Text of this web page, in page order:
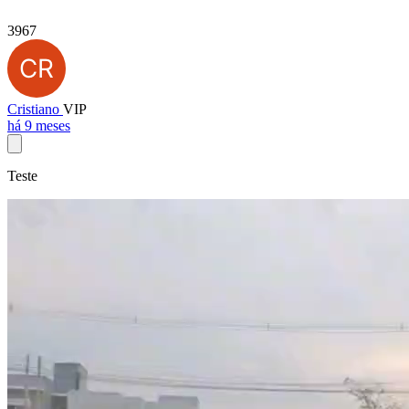
3967
Cristiano VIP
há 9 meses
Teste